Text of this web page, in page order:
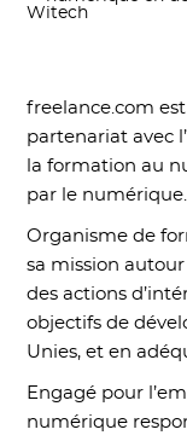
freelance.com
partenariat avec
la formation au
par le numérique.
Organisme de
sa mission
des actions
objectifs de
Unies, et en
Engagé pour
numérique